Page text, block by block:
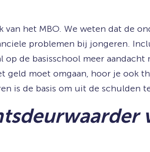
het MBO. We weten dat de
problemen bij jongeren.
de basisschool meer
geld moet omgaan, hoor je ook
is de basis om uit de schulden